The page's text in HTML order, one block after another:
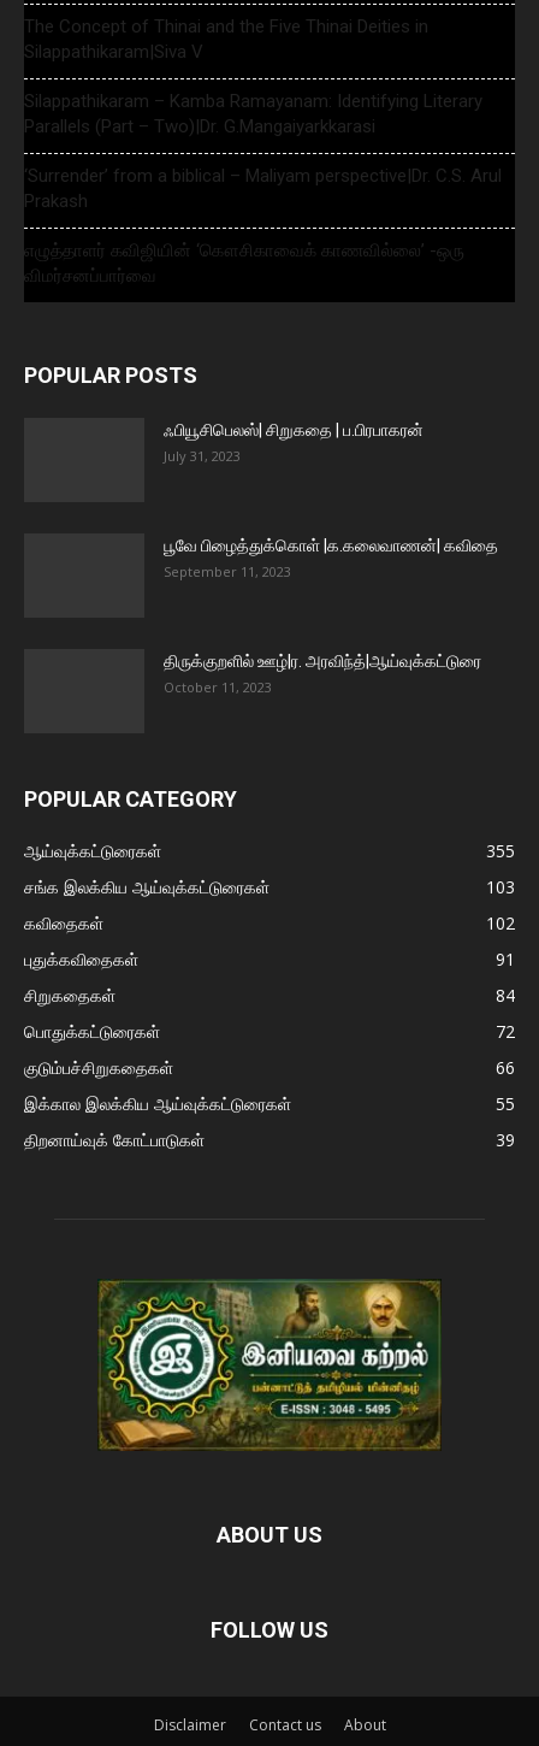
The Concept of Thinai and the Five Thinai Deities in
Silappathikaram|Siva V
Silappathikaram – Kamba Ramayanam: Identifying Literary
Parallels (Part – Two)|Dr. G.Mangaiyarkkarasi
‘Surrender’ from a biblical – Maliyam perspective|Dr. C.S. Arul
Prakash
எழுத்தாளர் கவிஜியின் ‘கௌசிகாவைக் காணவில்லை’ -ஒரு
விமர்சனப்பார்வை
POPULAR POSTS
ஃபியூசிபெலஸ்| சிறுகதை | ப.பிரபாகரன்
July 31, 2023
பூவே பிழைத்துக்கொள் |க.கலைவாணன்| கவிதை
September 11, 2023
திருக்குறளில் ஊழ்|ர. அரவிந்த்|ஆய்வுக்கட்டுரை
October 11, 2023
POPULAR CATEGORY
ஆய்வுக்கட்டுரைகள்
355
சங்க இலக்கிய ஆய்வுக்கட்டுரைகள்
103
கவிதைகள்
102
புதுக்கவிதைகள்
91
சிறுகதைகள்
84
பொதுக்கட்டுரைகள்
72
குடும்பச்சிறுகதைகள்
66
இக்கால இலக்கிய ஆய்வுக்கட்டுரைகள்
55
திறனாய்வுக் கோட்பாடுகள்
39
ABOUT US
FOLLOW US
Disclaimer Contact us About